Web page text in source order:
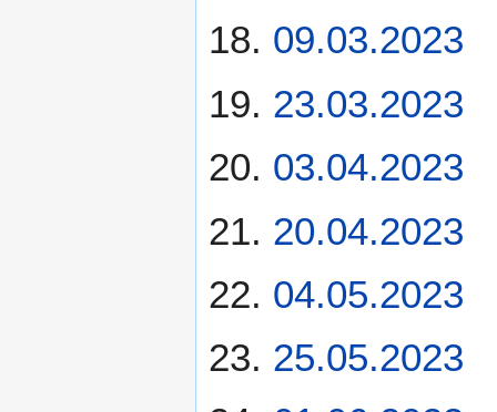
09.03.2023
23.03.2023
03.04.2023
20.04.2023
04.05.2023
25.05.2023